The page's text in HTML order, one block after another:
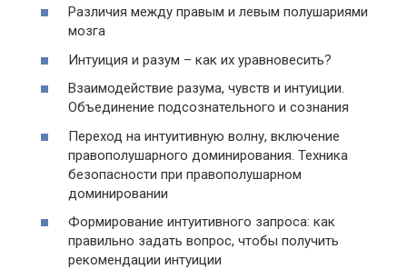
Различия между правым и левым полушариями
мозга
Интуиция и разум – как их уравновесить?
Взаимодействие разума, чувств и интуиции.
Объединение подсознательного и сознания
Переход на интуитивную волну, включение
правополушарного доминирования. Техника
безопасности при правополушарном
доминировании
Формирование интуитивного запроса: как
правильно задать вопрос, чтобы получить
рекомендации интуиции